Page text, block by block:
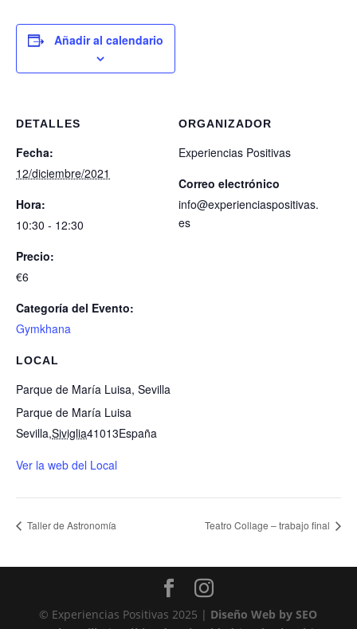
Añadir al calendario
DETALLES
Fecha:
12/diciembre/2021
Hora:
10:30 - 12:30
Precio:
€6
Categoría del Evento:
Gymkhana
LOCAL
Parque de María Luisa, Sevilla
Parque de María Luisa
Sevilla,Siviglia41013España
Ver la web del Local
ORGANIZADOR
Experiencias Positivas
Correo electrónico
info@experienciaspositivas.
es
Taller de Astronomía Teatro Collage – trabajo final
© Experiencias Positivas 2025 | Diseño Web by SEO